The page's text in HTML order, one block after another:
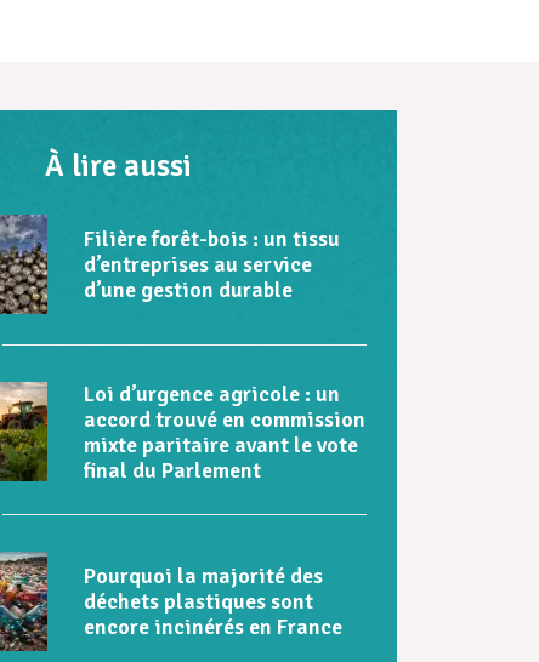
À lire aussi
Filière forêt-bois : un tissu
d’entreprises au service
d’une gestion durable
Loi d’urgence agricole : un
accord trouvé en commission
mixte paritaire avant le vote
final du Parlement
Pourquoi la majorité des
déchets plastiques sont
encore incinérés en France